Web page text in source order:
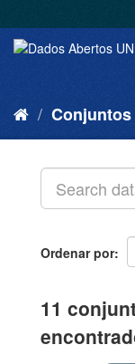
Ordenar por
11